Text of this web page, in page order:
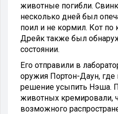
животные погибли.
несколько дней был
поил и не кормил. Кот
Дрейк также был
состоянии.
Его отправили в
оружия Портон-Даун, где
решение усыпить Нэша.
животных кремировали,
возможного